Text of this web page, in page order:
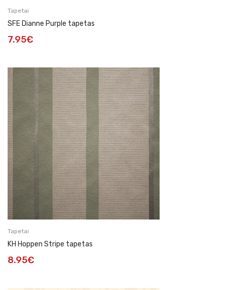
Tapetai
SFE Dianne Purple tapetas
7.95€
Tapetai
KH Hoppen Stripe tapetas
8.95€